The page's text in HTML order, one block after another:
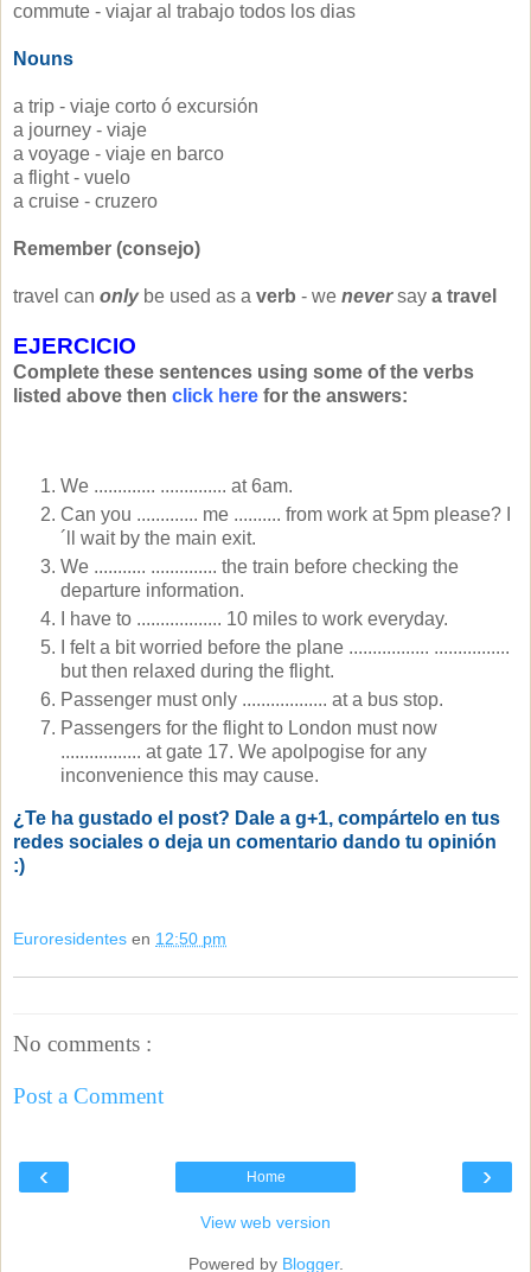
commute - viajar al trabajo todos los dias
Nouns
a trip - viaje corto ó excursión
a journey - viaje
a voyage - viaje en barco
a flight - vuelo
a cruise - cruzero
Remember (consejo)
travel canonlybe used as averb- wenever saya travel
EJERCICIO
Complete these sentences using some of the verbs
listed above thenclick here for the answers:
We ............. .............. at 6am.
Can you ............. me .......... from work at 5pm please? I
´ll wait by the main exit.
We ........... .............. the train before checking the
departure information.
I have to .................. 10 miles to work everyday.
I felt a bit worried before the plane ................. ................
but then relaxed during the flight.
Passenger must only .................. at a bus stop.
Passengers for the flight to London must now
................. at gate 17. We apolpogise for any
inconvenience this may cause.
¿Te ha gustado el post? Dale a g+1, compártelo en tus
redes sociales o deja un comentario dando tu opinión
:)
Euroresidentesen 12:50 pm
No comments :
Post a Comment
‹ ›
Home
View web version
Powered by Blogger.